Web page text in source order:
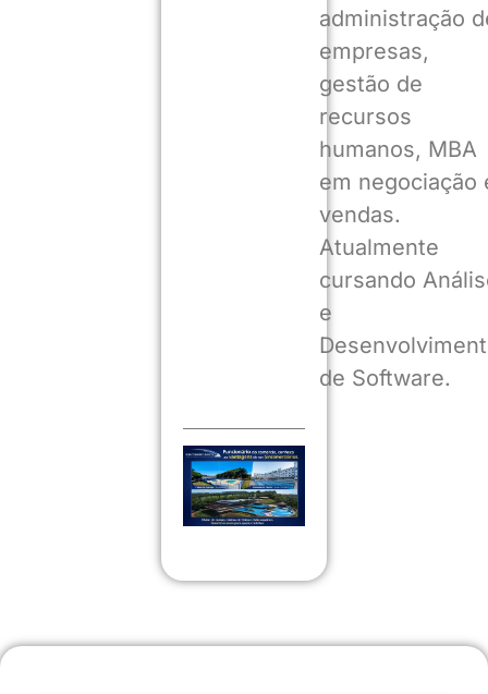
administração
empresas,
gestão de
recursos
humanos, MBA
em negociação
vendas.
Atualmente
cursando
e
de Software.